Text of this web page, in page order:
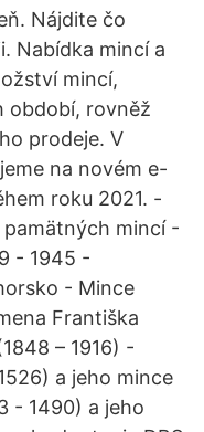
Nájdite čo
Nabídka mincí a
mincí,
období, rovněž
prodeje. V
na novém e-
roku 2021. -
mincí -
- 1945 -
- Mince
Františka
– 1916) -
a jeho mince
- 1490) a jeho